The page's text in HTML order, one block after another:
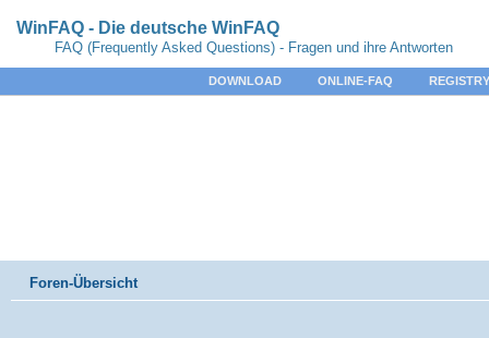
WinFAQ - Die deutsche WinFAQ
FAQ (Frequently Asked Questions) - Fragen und ihre Antworten
DOWNLOAD ONLINE-FAQ
Foren-Übersicht